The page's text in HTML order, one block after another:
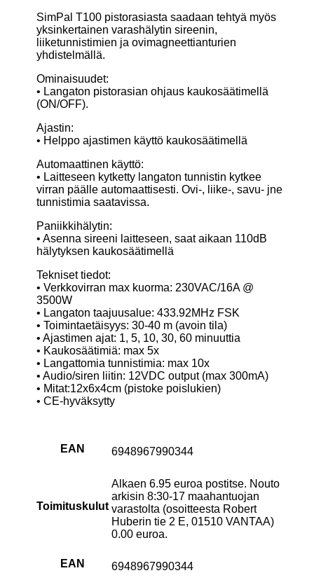
SimPal T100 pistorasiasta saadaan tehtyä myös
yksinkertainen varashälytin sireenin,
liiketunnistimien ja ovimagneettianturien
yhdistelmällä.
Ominaisuudet:
• Langaton pistorasian ohjaus kaukosäätimellä
(ON/OFF).
Ajastin:
• Helppo ajastimen käyttö kaukosäätimellä
Automaattinen käyttö:
• Laitteseen kytketty langaton tunnistin kytkee
virran päälle automaattisesti. Ovi-, liike-, savu- jne
tunnistimia saatavissa.
Paniikkihälytin:
• Asenna sireeni laitteseen, saat aikaan 110dB
hälytyksen kaukosäätimellä
Tekniset tiedot:
• Verkkovirran max kuorma: 230VAC/16A @
3500W
• Langaton taajuusalue: 433.92MHz FSK
• Toimintaetäisyys: 30-40 m (avoin tila)
• Ajastimen ajat: 1, 5, 10, 30, 60 minuuttia
• Kaukosäätimiä: max 5x
• Langattomia tunnistimia: max 10x
• Audio/siren liitin: 12VDC output (max 300mA)
• Mitat:12x6x4cm (pistoke poislukien)
• CE-hyväksytty
EAN 6948967990344
Toimituskulut
Alkaen 6.95 euroa postitse. Nouto
arkisin 8:30-17 maahantuojan
varastolta (osoitteesta Robert
Huberin tie 2 E, 01510 VANTAA)
0.00 euroa.
EAN 6948967990344